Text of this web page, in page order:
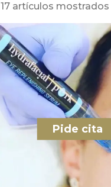
17 artículos mostrados
Pide cita